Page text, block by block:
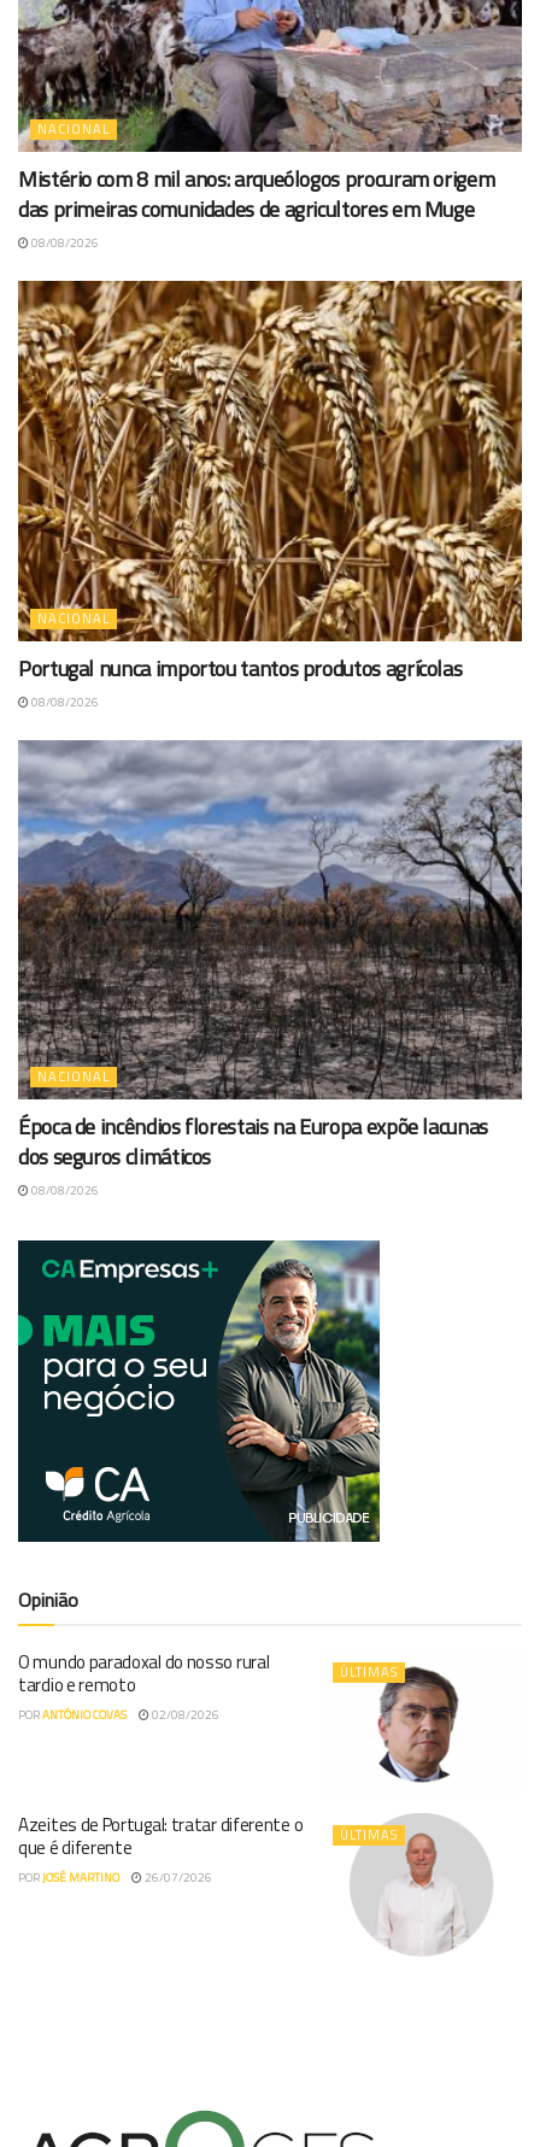
NACIONAL
Mistério com 8 mil anos: arqueólogos procuram origem
das primeiras comunidades de agricultores em Muge
08/08/2026
NACIONAL
Portugal nunca importou tantos produtos agrícolas
08/08/2026
NACIONAL
Época de incêndios florestais na Europa expõe lacunas
dos seguros climáticos
08/08/2026
Opinião
ÚLTIMAS
O mundo paradoxal do nosso rural
tardio e remoto
PORANTÓNIO COVAS 02/08/2026
ÚLTIMAS
Azeites de Portugal: tratar diferente o
que é diferente
PORJOSÉ MARTINO 26/07/2026